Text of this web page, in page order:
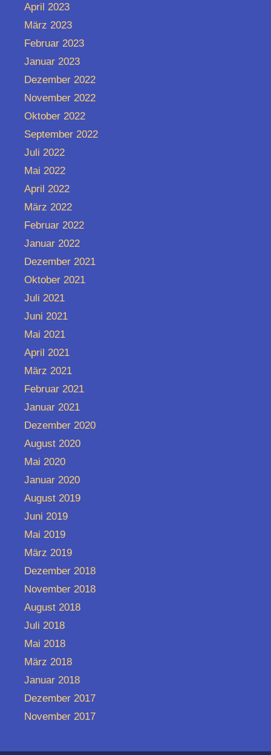
April 2023
März 2023
Februar 2023
Januar 2023
Dezember 2022
November 2022
Oktober 2022
September 2022
Juli 2022
Mai 2022
April 2022
März 2022
Februar 2022
Januar 2022
Dezember 2021
Oktober 2021
Juli 2021
Juni 2021
Mai 2021
April 2021
März 2021
Februar 2021
Januar 2021
Dezember 2020
August 2020
Mai 2020
Januar 2020
August 2019
Juni 2019
Mai 2019
März 2019
Dezember 2018
November 2018
August 2018
Juli 2018
Mai 2018
März 2018
Januar 2018
Dezember 2017
November 2017